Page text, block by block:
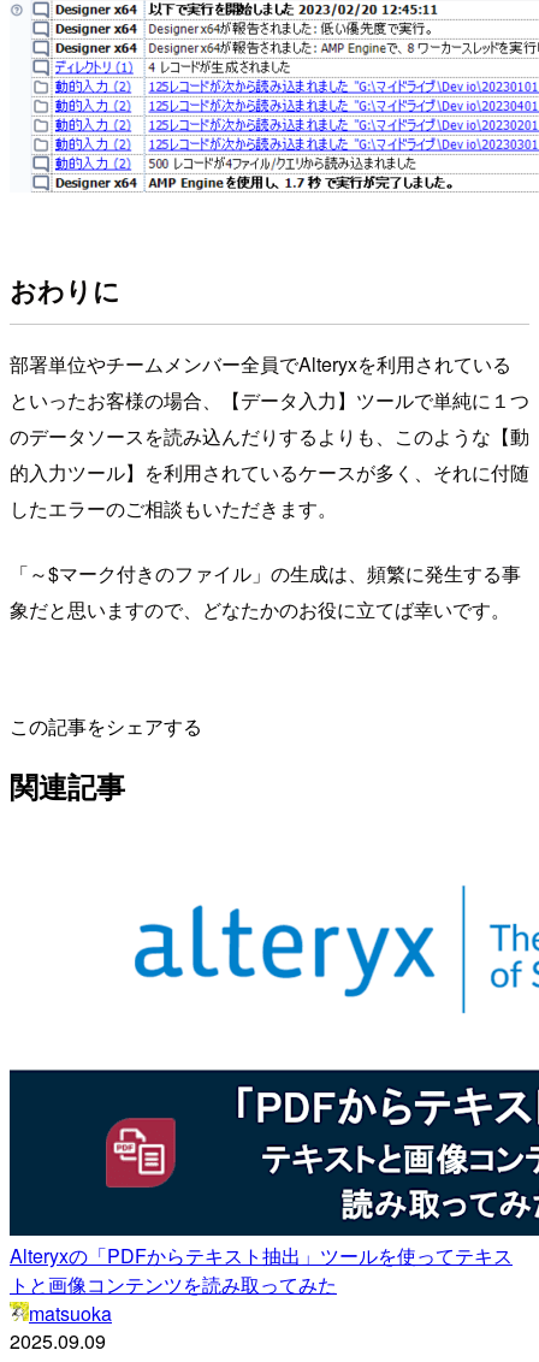
おわりに
部署単位やチームメンバー全員でAlteryxを利用されている
といったお客様の場合、【データ入力】ツールで単純に１つ
のデータソースを読み込んだりするよりも、このような【動
的入力ツール】を利用されているケースが多く、それに付随
したエラーのご相談もいただきます。
「～$マーク付きのファイル」の生成は、頻繁に発生する事
象だと思いますので、どなたかのお役に立てば幸いです。
この記事をシェアする
関連記事
Alteryxの「PDFからテキスト抽出」ツールを使ってテキス
トと画像コンテンツを読み取ってみた
matsuoka
2025.09.09